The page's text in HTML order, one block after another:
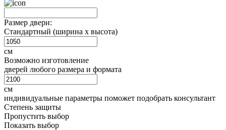
Размер двери:
Стандартный (ширина х высота)
см
Возможно изготовление
дверей любого размера и формата
см
индивидуальные параметры поможет подобрать консультант
Степень защиты
Пропустить выбор
Показать выбор